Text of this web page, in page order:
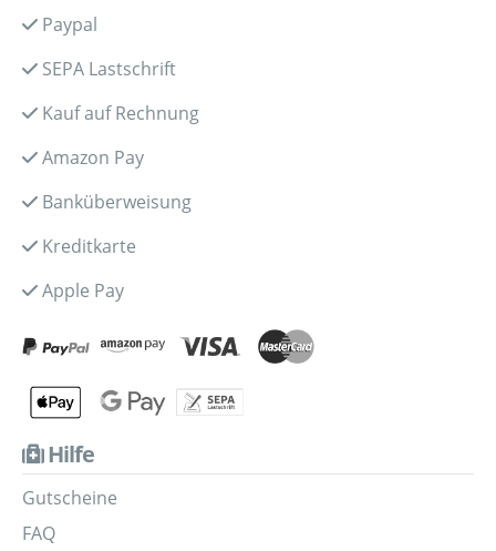
Paypal
SEPA Lastschrift
Kauf auf Rechnung
Amazon Pay
Banküberweisung
Kreditkarte
Apple Pay
Hilfe
Gutscheine
FAQ